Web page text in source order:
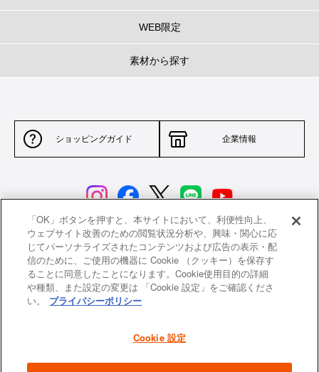
WEB限定
素材から探す
ショッピングガイド 企業情報
サイトポリシー 特定商取引法に基づく表示
並行輸入品について 個人情報保護方針
返品について
よくあるご質問 お問い合わせ
「OK」ボタンを押すと、本サイトにおいて、利便性向上、
ウェブサイト改善のための閲覧状況分析や、興味・関心に応
じてパーソナライズされたコンテンツおよび広告の表示・配
信のために、ご使用の機器に Cookie （クッキー）を保存す
ることに同意したことになります。Cookie使用目的の詳細
や種類、また設定の変更は 「Cookie 設定」をご確認くださ
い。
プライバシーポリシー
Cookie 設定